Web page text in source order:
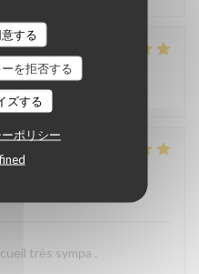
する
を拒否する
ズする
ポリシー
ー:5/5 品質-価格
très sympa .